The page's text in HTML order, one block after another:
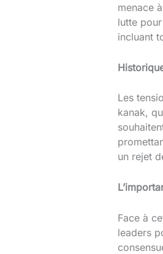
menace
lutte
incluant
Les
kanak,
un rejet
Face à
leaders